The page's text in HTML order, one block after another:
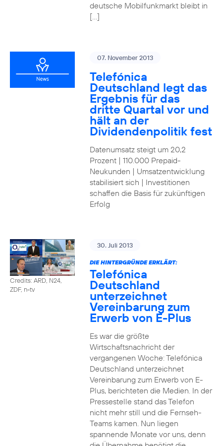
deutsche Mobilfunkmarkt bleibt in
[…]
07. November 2013
Telefónica
Deutschland legt das
Ergebnis für das
dritte Quartal vor und
hält an der
Dividendenpolitik fest
Datenumsatz steigt um 20,2
Prozent | 110.000 Prepaid-
Neukunden | Umsatzentwicklung
stabilisiert sich | Investitionen
schaffen die Basis für zukünftigen
Erfolg
Credits: ARD, N24,
ZDF, n-tv
30. Juli 2013
DIE HINTERGRÜNDE ERKLÄRT:
Telefónica
Deutschland
unterzeichnet
Vereinbarung zum
Erwerb von E-Plus
Es war die größte
Wirtschaftsnachricht der
vergangenen Woche: Telefónica
Deutschland unterzeichnet
Vereinbarung zum Erwerb von E-
Plus, berichteten die Medien. In der
Pressestelle stand das Telefon
nicht mehr still und die Fernseh-
Teams kamen. Nun liegen
spannende Monate vor uns, denn